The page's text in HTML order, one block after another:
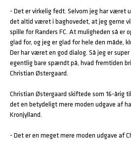
- Det er virkelig fedt. Selvom jeg har været
det altid været i baghovedet, at jeg gerne
spille for Randers FC. At muligheden så er
glad for, og jeg er glad for hele den måde,
Der har været en god dialog. Så jeg er
egentlig bare spændt på, hvad fremtiden
Christian Østergaard.
Christian Østergaard skiftede som 16-årig
det en betydeligt mere moden udgave af
Kronjylland.
- Det er en meget mere moden udgave af